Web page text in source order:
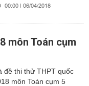
00:00 | 06/04/2018
môn Toán cụm
đề thi thử THPT quốc
môn Toán cụm 5